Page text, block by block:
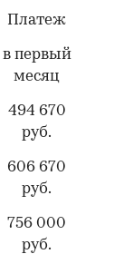
Платеж
в первый
месяц
494 670
руб.
606 670
руб.
756 000
руб.